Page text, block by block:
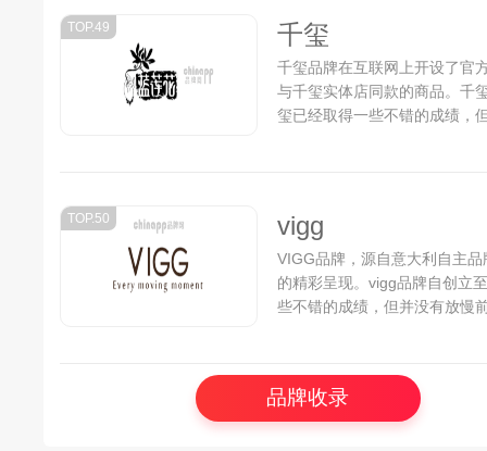
TOP.49 千玺
千玺品牌在互联网上开设了官
与千玺实体店同款的商品。千
玺已经取得一些不错的成绩，
TOP.50 vigg
VIGG品牌，源自意大利自主
的精彩呈现。vigg品牌自创立
些不错的成绩，但并没有放慢
品牌收录